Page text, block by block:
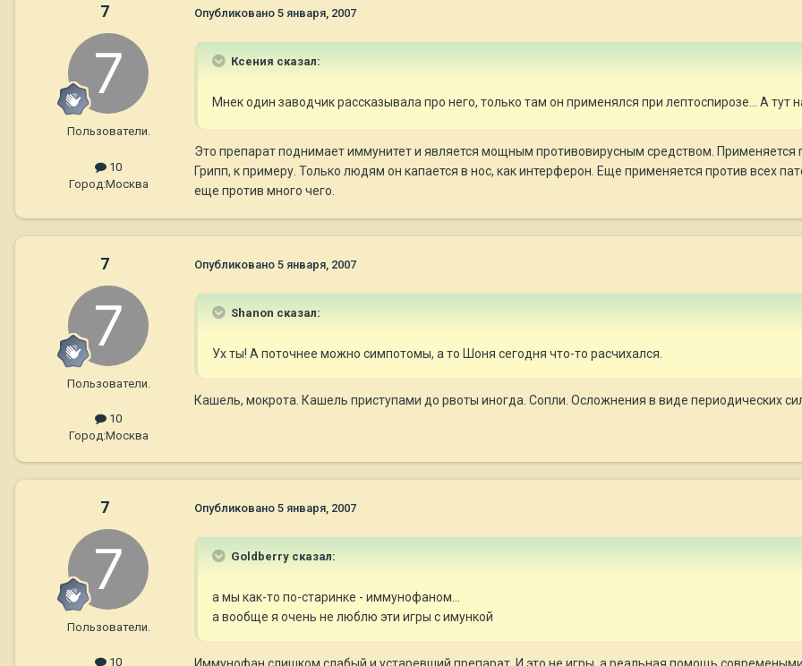
7
Пользователи.
10
Город:Москва
Опубликовано 5 января, 2007
Ксения сказал:
Мнек один заводчик рассказывала про него, только там он применялся при лептоспирозе... А тут
Это препарат поднимает иммунитет и является мощным противовирусным средством. Применяется
Грипп, к примеру. Только людям он капается в нос, как интерферон. Еще применяется против всех
еще против много чего.
7
Пользователи.
10
Город:Москва
Опубликовано 5 января, 2007
Shanon сказал:
Ух ты! А поточнее можно симпотомы, а то Шоня сегодня что-то расчихался.
Кашель, мокрота. Кашель приступами до рвоты иногда. Сопли. Осложнения в виде периодических
7
Пользователи.
10
Опубликовано 5 января, 2007
Goldberry сказал:
а мы как-то по-старинке - иммунофаном...
а вообще я очень не люблю эти игры с имункой